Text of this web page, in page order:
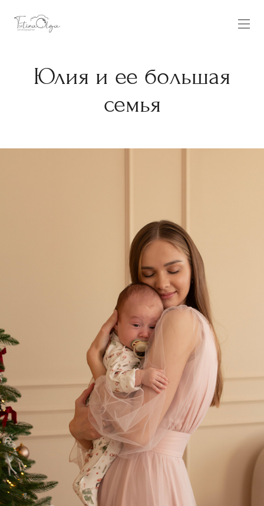
Юлия и ее большая
семья